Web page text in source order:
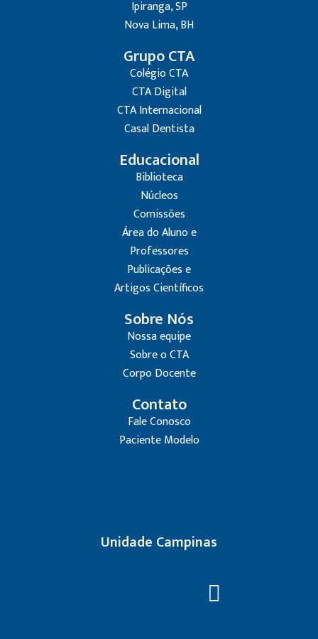
Ipiranga, SP
Nova Lima, BH
Grupo CTA
Colégio CTA
CTA Digital
CTA Internacional
Casal Dentista
Educacional
Biblioteca
Núcleos
Comissões
Área do Aluno e
Professores
Publicações e
Artigos Científicos
Sobre Nós
Nossa equipe
Sobre o CTA
Corpo Docente
Contato
Fale Conosco
Paciente Modelo
Unidade Campinas